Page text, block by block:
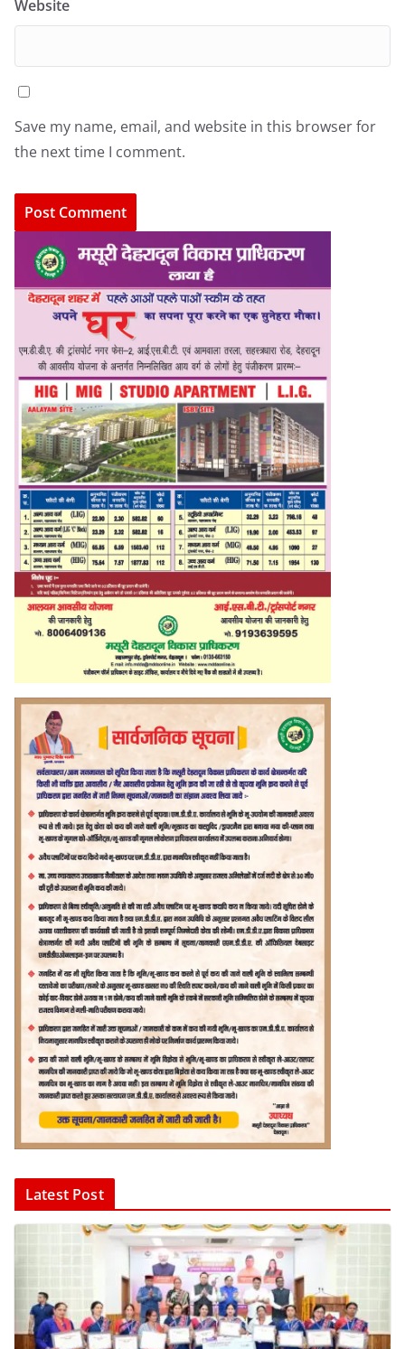
Website
Save my name, email, and website in this browser for
the next time I comment.
Latest Post